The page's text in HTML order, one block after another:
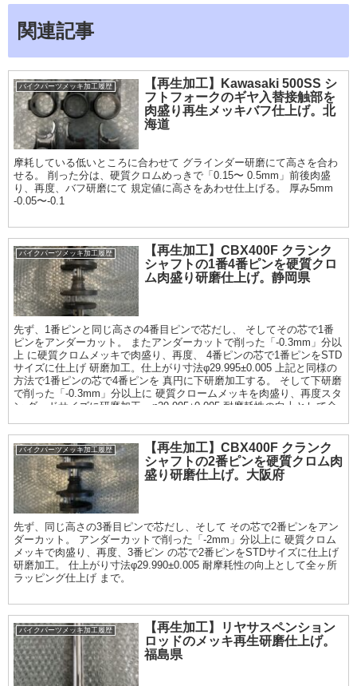
関連記事
バイクパーツメッキ加工履歴
【再生加工】Kawasaki 500SS シ
フトフォークのギヤ入替接触部を
肉盛り再生メッキバフ仕上げ。北
海道
摩耗している低いところに合わせて グラインダー研磨にて高さを合わ
せる。 削った分は、硬質クロムめっきで「0.15〜 0.5mm」前後肉盛
り、再度、バフ研磨にて 規定値に高さをあわせ仕上げる。 厚み5mm
-0.05〜-0.1
バイクパーツメッキ加工履歴
【再生加工】CBX400F クランク
シャフトの1番4番ピンを硬質クロ
ム肉盛り研磨仕上げ。静岡県
先ず、1番ピンと同じ高さの4番目ピンで芯だし、 そしてその芯で1番
ピンをアンダーカット。 またアンダーカットで削った「-0.3mm」分以
上 に硬質クロムメッキで肉盛り、再度、 4番ピンの芯で1番ピンをSTD
サイズに仕上げ 研磨加工。仕上がり寸法φ29.995±0.005 上記と同様の
方法で1番ピンの芯で4番ピンを 真円に下研磨加工する。 そして下研磨
で削った「-0.3mm」分以上に 硬質クロームメッキを肉盛り、再度スタ
ン ダードサイズに研磨加工。φ29.995±0.005 耐摩耗性の向上として全
バイクパーツメッキ加工履歴
【再生加工】CBX400F クランク
シャフトの2番ピンを硬質クロム肉
盛り研磨仕上げ。大阪府
先ず、同じ高さの3番目ピンで芯だし、そして その芯で2番ピンをアン
ダーカット。 アンダーカットで削った「-2mm」分以上に 硬質クロム
メッキで肉盛り、再度、3番ピン の芯で2番ピンをSTDサイズに仕上げ
研磨加工。 仕上がり寸法φ29.990±0.005 耐摩耗性の向上として全ヶ所
ラッピング仕上げ まで。
バイクパーツメッキ加工履歴
【再生加工】リヤサスペンション
ロッドのメッキ再生研磨仕上げ。
福島県